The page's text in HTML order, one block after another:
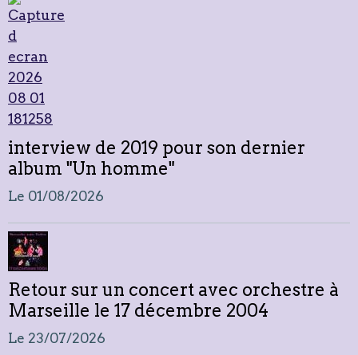
interview de 2019 pour son dernier
album "Un homme"
Le 01/08/2026
Retour sur un concert avec orchestre à
Marseille le 17 décembre 2004
Le 23/07/2026